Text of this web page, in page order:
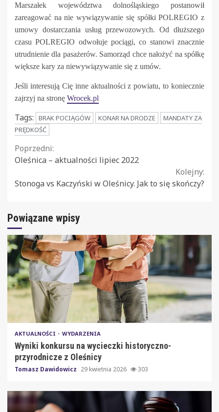
Marszałek województwa dolnośląskiego postanowił
zareagować na nie wywiązywanie się spółki POLREGIO z
umowy dostarczania usług przewozowych. Od dłuższego
czasu POLREGIO odwołuje pociągi, co stanowi znacznie
utrudnienie dla pasażerów. Samorząd chce nałożyć na spółkę
większe kary za niewywiązywanie się z umów.
Jeśli interesują Cię inne aktualności z powiatu, to koniecznie
zajrzyj na stronę Wrocek.pl
Tags: BRAK POCIĄGÓW KONAR NA DRODZE
MANDATY ZA
PRĘDKOŚĆ
Continue
Poprzedni:
Oleśnica – aktualności lipiec 2022
Kolejny:
Stonoga vs Kaczyński w Oleśnicy. Jak to się skończy?
Powiązane wpisy
AKTUALNOŚCI WYDARZENIA
Wyniki konkursu na wycieczki historyczno-
przyrodnicze z Oleśnicy
Tomasz Dawidowicz 29 kwietnia 2026 303